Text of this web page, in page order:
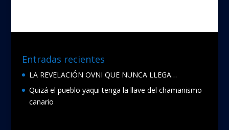
Entradas recientes
LA REVELACIÓN OVNI QUE NUNCA LLEGA…
Quizá el pueblo yaqui tenga la llave del chamanismo
canario